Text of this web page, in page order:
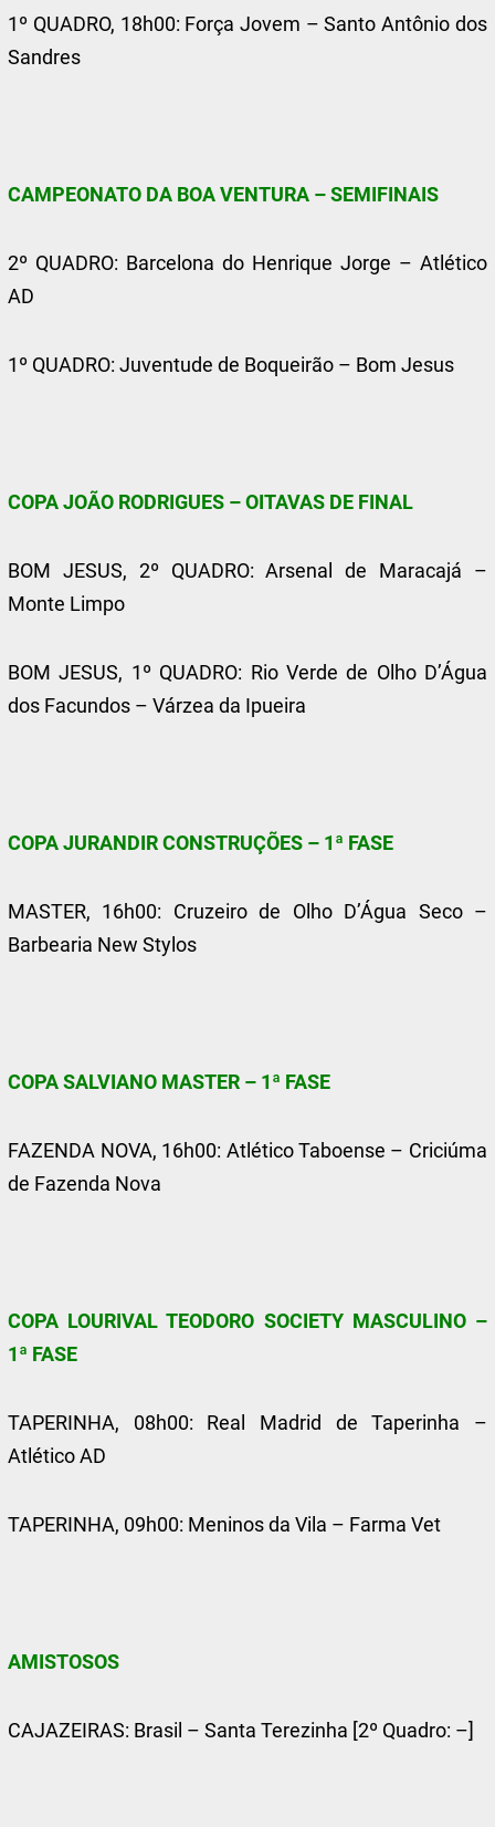
1º QUADRO, 18h00: Força Jovem – Santo Antônio dos
Sandres
CAMPEONATO DA BOA VENTURA – SEMIFINAIS
2º QUADRO: Barcelona do Henrique Jorge – Atlético
AD
1º QUADRO: Juventude de Boqueirão – Bom Jesus
COPA JOÃO RODRIGUES – OITAVAS DE FINAL
BOM JESUS, 2º QUADRO: Arsenal de Maracajá –
Monte Limpo
BOM JESUS, 1º QUADRO: Rio Verde de Olho D’Água
dos Facundos – Várzea da Ipueira
COPA JURANDIR CONSTRUÇÕES – 1ª FASE
MASTER, 16h00: Cruzeiro de Olho D’Água Seco –
Barbearia New Stylos
COPA SALVIANO MASTER – 1ª FASE
FAZENDA NOVA, 16h00: Atlético Taboense – Criciúma
de Fazenda Nova
COPA LOURIVAL TEODORO SOCIETY MASCULINO –
1ª FASE
TAPERINHA, 08h00: Real Madrid de Taperinha –
Atlético AD
TAPERINHA, 09h00: Meninos da Vila – Farma Vet
AMISTOSOS
CAJAZEIRAS: Brasil – Santa Terezinha [2º Quadro: –]